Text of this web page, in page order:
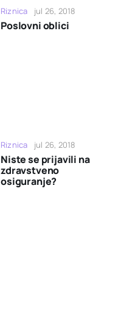
Riznica jul 26, 2018
Poslovni oblici
Riznica jul 26, 2018
Niste se prijavili na
zdravstveno
osiguranje?